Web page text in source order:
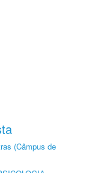
(Câmpus de